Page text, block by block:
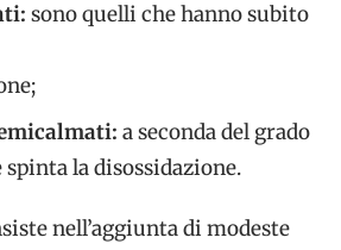
sono quelli che hanno subito
a seconda del grado
la disossidazione.
nell’aggiunta di modeste